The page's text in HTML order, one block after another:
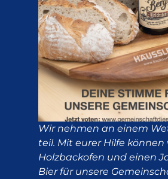
Wir nehmen an einem
teil. Mit eurer Hilfe können
Holzbackofen und einen
Bier für unsere